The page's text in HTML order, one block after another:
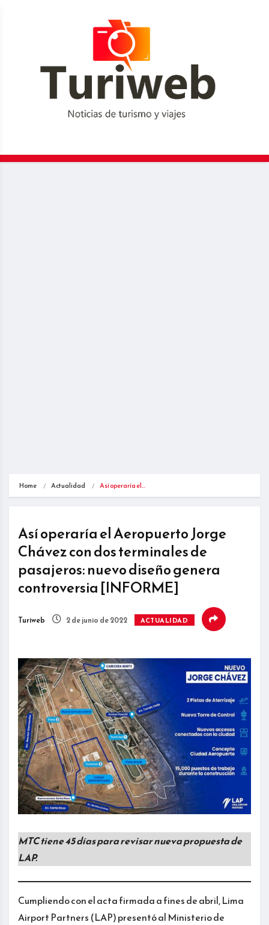
Home Actualidad Así operaría el…
Así operaría el Aeropuerto Jorge
Chávez con dos terminales de
pasajeros: nuevo diseño genera
controversia [INFORME]
Turiweb 2 de junio de 2022 ACTUALIDAD
MTC tiene 45 días para revisar nueva propuesta de
LAP.
Cumpliendo con el acta firmada a fines de abril, Lima
Airport Partners (LAP) presentó al Ministerio de